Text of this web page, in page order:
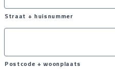
Straat + huisnummer
Postcode + woonplaats